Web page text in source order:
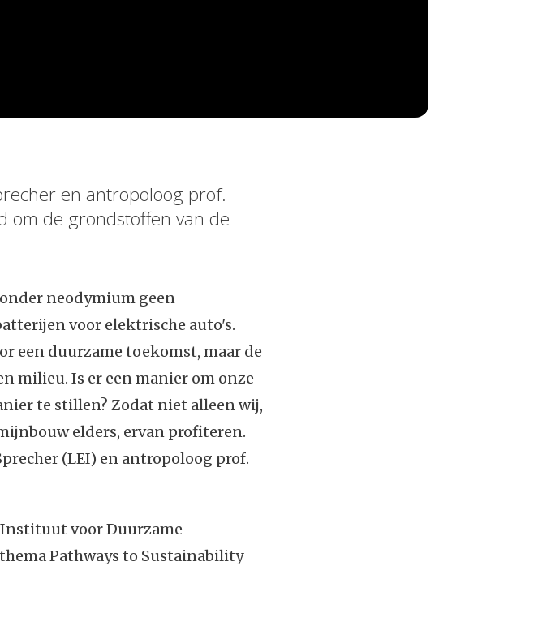
en antropoloog prof.
om de grondstoffen van de
neodymium geen
voor elektrische auto's.
een duurzame toekomst, maar de
milieu. Is er een manier om onze
te stillen? Zodat niet alleen wij,
elders, ervan profiteren.
(LEI) en antropoloog prof.
voor Duurzame
Pathways to Sustainability